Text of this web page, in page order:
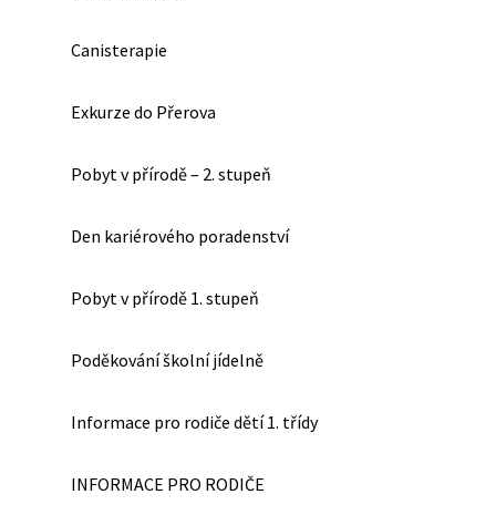
Canisterapie
Exkurze do Přerova
Pobyt v přírodě – 2. stupeň
Den kariérového poradenství
Pobyt v přírodě 1. stupeň
Poděkování školní jídelně
Informace pro rodiče dětí 1. třídy
INFORMACE PRO RODIČE